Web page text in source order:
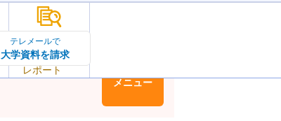
大学の今
トピック＆
レポート
テレメールで
大学資料を請求
メニュー